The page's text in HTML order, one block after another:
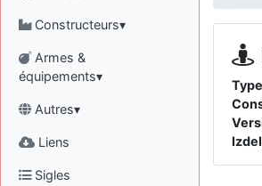
Constructeurs▾
Armes &
équipements▾
Autres▾
Liens
Sigles
Type